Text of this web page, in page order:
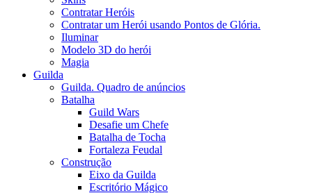
Contratar Heróis
Contratar um Herói usando Pontos de Glória.
Iluminar
Modelo 3D do herói
Magia
Guilda
Guilda. Quadro de anúncios
Batalha
Guild Wars
Desafie um Chefe
Batalha de Tocha
Fortaleza Feudal
Construção
Eixo da Guilda
Escritório Mágico